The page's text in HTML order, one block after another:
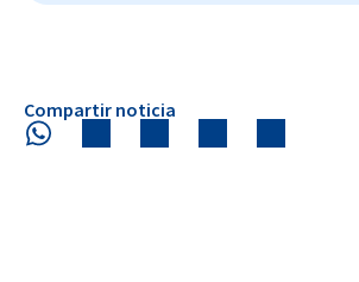
Compartir noticia